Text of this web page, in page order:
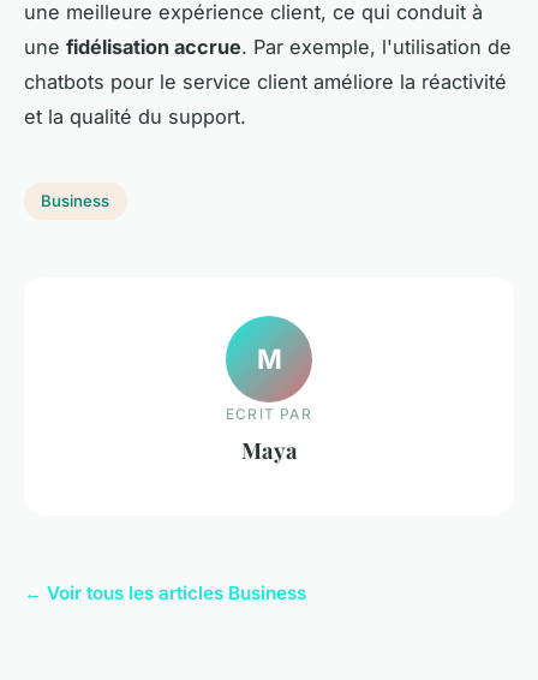
une meilleure expérience client, ce qui conduit à
une fidélisation accrue. Par exemple, l'utilisation de
chatbots pour le service client améliore la réactivité
et la qualité du support.
Business
M
ECRIT PAR
Maya
← Voir tous les articles Business